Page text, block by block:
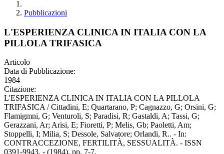
Pubblicazioni
L'ESPERIENZA CLINICA IN ITALIA CON LA
PILLOLA TRIFASICA
Articolo
Data di Pubblicazione:
1984
Citazione:
L'ESPERIENZA CLINICA IN ITALIA CON LA PILLOLA
TRIFASICA / Cittadini, E; Quartarano, P; Cagnazzo, G; Orsini, G;
Flamigmni, G; Venturoli, S; Paradisi, R; Gastaldi, A; Tassi, G;
Gerazzani, Ar; Arisi, E; Fioretti, P; Melis, Gb; Paoletti, Am;
Stoppelli, I; Milia, S; Dessole, Salvatore; Orlandi, R.. - In:
CONTRACCEZIONE, FERTILITÀ, SESSUALITÀ. - ISSN
0391-9943. - (1984), pp. 7-7.